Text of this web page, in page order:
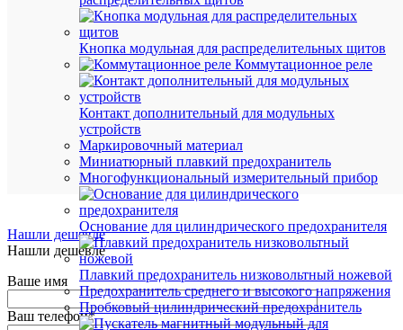
Кнопка модульная для распределительных щитов
Коммутационное реле
Контакт дополнительный для модульных
устройств
Маркировочный материал
Миниатюрный плавкий предохранитель
Многофункциональный измерительный прибор
Основание для цилиндрического предохранителя
Плавкий предохранитель низковольтный ножевой
Предохранитель среднего и высокого напряжения
Пробковый цилиндрический предохранитель
В
Нашли дешевле
Нашли дешевле
Ваше имя
Ваш телефон*